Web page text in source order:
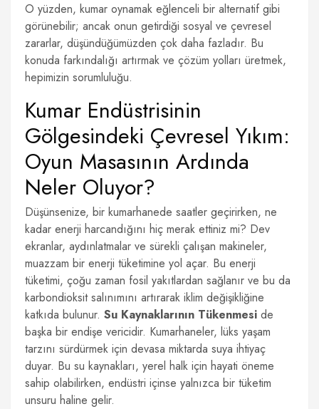
O yüzden, kumar oynamak eğlenceli bir alternatif gibi
görünebilir; ancak onun getirdiği sosyal ve çevresel
zararlar, düşündüğümüzden çok daha fazladır. Bu
konuda farkındalığı artırmak ve çözüm yolları üretmek,
hepimizin sorumluluğu.
Kumar Endüstrisinin
Gölgesindeki Çevresel Yıkım:
Oyun Masasının Ardında
Neler Oluyor?
Düşünsenize, bir kumarhanede saatler geçirirken, ne
kadar enerji harcandığını hiç merak ettiniz mi? Dev
ekranlar, aydınlatmalar ve sürekli çalışan makineler,
muazzam bir enerji tüketimine yol açar. Bu enerji
tüketimi, çoğu zaman fosil yakıtlardan sağlanır ve bu da
karbondioksit salınımını artırarak iklim değişikliğine
katkıda bulunur. Su Kaynaklarının Tükenmesi de
başka bir endişe vericidir. Kumarhaneler, lüks yaşam
tarzını sürdürmek için devasa miktarda suya ihtiyaç
duyar. Bu su kaynakları, yerel halk için hayati öneme
sahip olabilirken, endüstri içinse yalnızca bir tüketim
unsuru haline gelir.